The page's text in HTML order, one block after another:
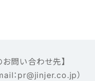
問‌い‌合‌わ‌せ先】‌
：‌pr@jinjer.co.jp）